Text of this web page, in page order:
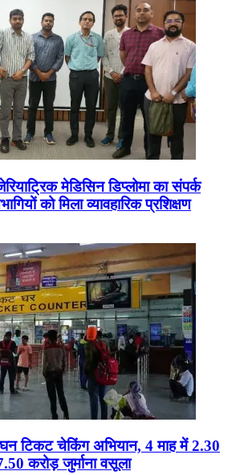
मेडिसिन डिप्लोमा का संपर्क
को मिला व्यावहारिक प्रशिक्षण
टिकट चेकिंग अभियान, 4 माह में 2.30
करोड़ जुर्माना वसूला